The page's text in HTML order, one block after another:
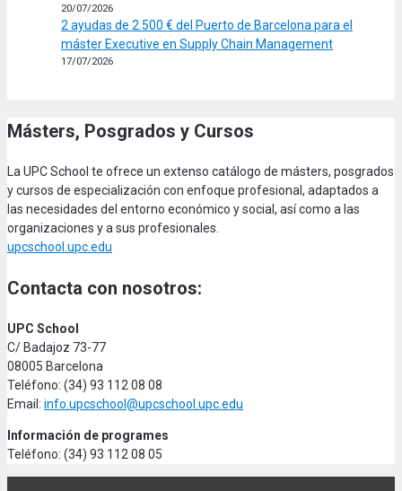
20/07/2026
2 ayudas de 2.500 € del Puerto de Barcelona para el
máster Executive en Supply Chain Management
17/07/2026
Másters, Posgrados y Cursos
La UPC School te ofrece un extenso catálogo de másters, posgrados
y cursos de especialización con enfoque profesional, adaptados a
las necesidades del entorno económico y social, así como a las
organizaciones y a sus profesionales.
upcschool.upc.edu
Contacta con nosotros:
UPC School
C/ Badajoz 73-77
08005 Barcelona
Teléfono: (34) 93 112 08 08
Email: info.upcschool@upcschool.upc.edu
Información de programes
Teléfono: (34) 93 112 08 05